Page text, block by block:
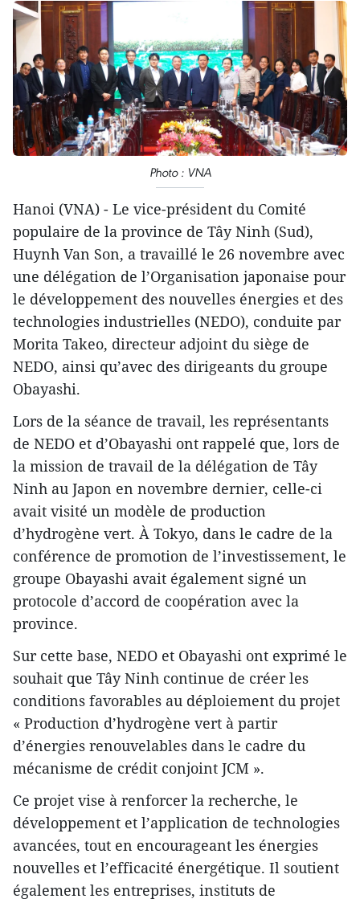
Photo : VNA
Hanoi (VNA) - Le vice-président du Comité
populaire de la province de Tây Ninh (Sud),
Huynh Van Son, a travaillé le 26 novembre avec
une délégation de l’Organisation japonaise pour
le développement des nouvelles énergies et des
technologies industrielles (NEDO), conduite par
Morita Takeo, directeur adjoint du siège de
NEDO, ainsi qu’avec des dirigeants du groupe
Obayashi.
Lors de la séance de travail, les représentants
de NEDO et d’Obayashi ont rappelé que, lors de
la mission de travail de la délégation de Tây
Ninh au Japon en novembre dernier, celle-ci
avait visité un modèle de production
d’hydrogène vert. À Tokyo, dans le cadre de la
conférence de promotion de l’investissement, le
groupe Obayashi avait également signé un
protocole d’accord de coopération avec la
province.
Sur cette base, NEDO et Obayashi ont exprimé le
souhait que Tây Ninh continue de créer les
conditions favorables au déploiement du projet
« Production d’hydrogène vert à partir
d’énergies renouvelables dans le cadre du
mécanisme de crédit conjoint JCM ».
Ce projet vise à renforcer la recherche, le
développement et l’application de technologies
avancées, tout en encourageant les énergies
nouvelles et l’efficacité énergétique. Il soutient
également les entreprises, instituts de